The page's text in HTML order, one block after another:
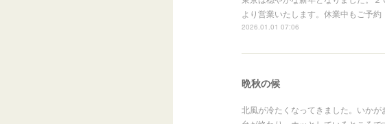
より営業いたします。休業中もご予
2026.01.01 07:06
晩秋の候
北風が冷たくなってきました。いか